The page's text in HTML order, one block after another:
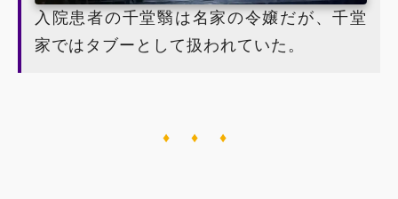
入院患者の千堂翳は名家の令嬢だが、千堂
家ではタブーとして扱われていた。
♦ ♦ ♦